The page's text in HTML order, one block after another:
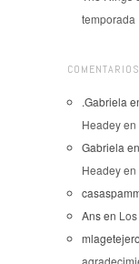
temporada
.Gabriela
Headey
Gabriela en
Headey
Ansen
mlagetejero